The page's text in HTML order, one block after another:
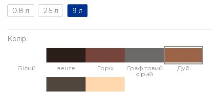
0.8 л
2.5 л 9 л
Колір:
Білий венге Горіх
Графітовий
сірий
Дуб